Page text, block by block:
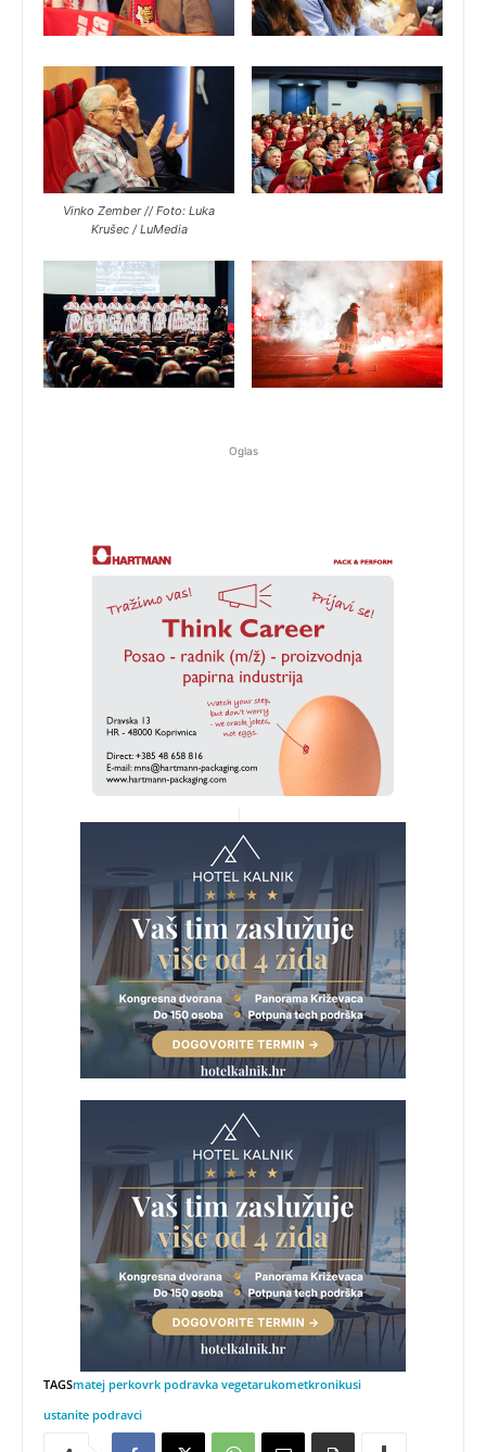
Vinko Zember // Foto: Luka
Krušec / LuMedia
Oglas
TAGSmatej perkovrk podravka vegetarukometkronikusi
ustanite podravci